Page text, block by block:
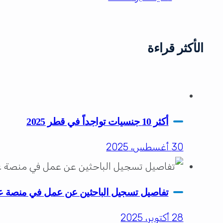
الأكثر قراءة
أكثر 10 جنسيات تواجداً في قطر 2025
30 أغسطس، 2025
تفاصيل تسجيل الباحثين عن عمل في منصة
28 أكتوبر، 2025